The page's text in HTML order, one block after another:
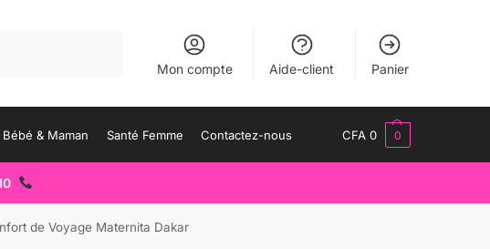
Mon compte Aide-client Panier
& Maman Santé Femme Contactez-nous CFA 0 0
de Voyage Maternita Dakar